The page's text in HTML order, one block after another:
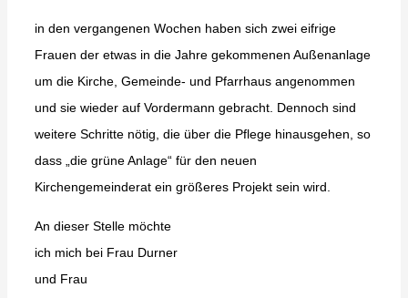
in den vergangenen Wochen haben sich zwei eifrige
Frauen der etwas in die Jahre gekommenen Außenanlage
um die Kirche, Gemeinde- und Pfarrhaus angenommen
und sie wieder auf Vordermann gebracht. Dennoch sind
weitere Schritte nötig, die über die Pflege hinausgehen, so
dass „die grüne Anlage“ für den neuen
Kirchengemeinderat ein größeres Projekt sein wird.
An dieser Stelle möchte
ich mich bei Frau Durner
und Frau